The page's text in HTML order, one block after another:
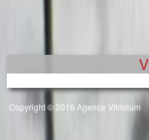
V
Copyright © 2016 Agence Vitriolum